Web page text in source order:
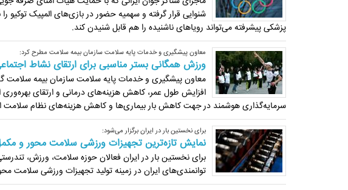
شنوایی قرار گرفته و سهمیه حضور در بازی‌های المپیک توکیو
پزشکی پیشرفته‌ می‌تواند رویاهای ناشنیده را هم قابل شنیدن کند.
معاون پیشگیری و خدمات پایه سلامت سازمان بیمه سلامت مطرح کرد:
ورزش همگانی بستر مناسبی برای ارتقای نشاط
معاون پیشگیری و خدمات پایه سلامت سازمان بیمه سلامت
افزایش طول عمر، کاهش هزینه‌های درمانی و ارتقای
سرمایه‌گذاری هوشمند در جهت کاهش بار بیماری‌ها و کاهش هزینه‌های نظام
برای نخستین بار در ایران برگزار می‌شود:
نمایش تازه‌ترین تجهیزات ورزشی سلامت محور و
برای نخستین بار در ایران فعالان حوزه سلامت، ورزش،
توانمندی‌های ایران در زمینه تولید تجهیزات ورزشی سلامت